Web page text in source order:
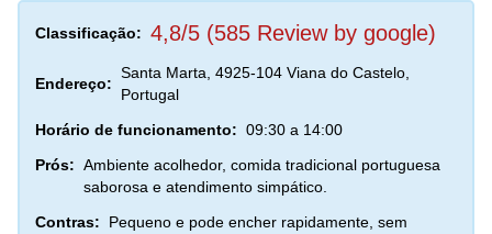
Classificação: 4,8/5 (585 Review by google)
Endereço:
Santa Marta, 4925-104 Viana do Castelo,
Portugal
Horário de funcionamento: 09:30 a 14:00
Prós: Ambiente acolhedor, comida tradicional portuguesa
saborosa e atendimento simpático.
Contras:
Pequeno e pode encher rapidamente, sem